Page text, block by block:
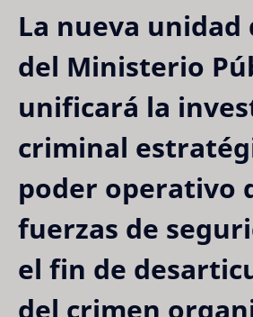
La nueva unidad
del Ministerio
unificará la
criminal
poder operativo
fuerzas de
el fin de